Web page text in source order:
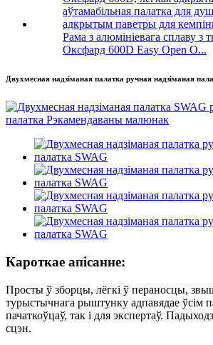
Рама з алюмініевага сплаву з
Оксфард 600D Easy Open O...
Двухмесная надзіманая палатка ручная надзіманая
Кароткае апісанне:
Просты ў зборцы, лёгкі ў пераносцы,
турыстычнага рыштунку адпавядае ўсім
пачаткоўцаў, так і для экспертаў.
сцэн.